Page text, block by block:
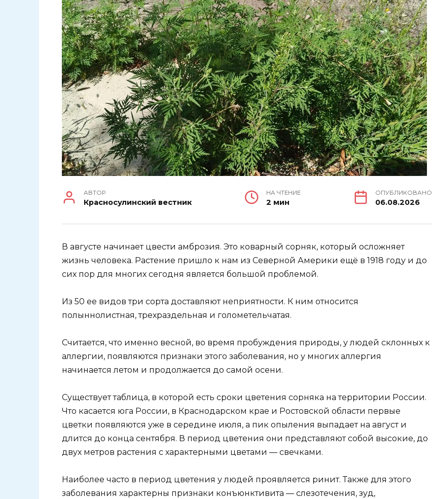
АВТОР
Красносулинский вестник
НА ЧТЕНИЕ
2 мин
ОПУБЛИКОВАНО
06.08.2026
В августе начинает цвести амброзия. Это коварный сорняк, который осложняет
жизнь человека. Растение пришло к нам из Северной Америки ещё в 1918 году и до
сих пор для многих сегодня является большой проблемой.
Из 50 ее видов три сорта доставляют неприятности. К ним относится
полыннолистная, трехраздельная и голометельчатая.
Считается, что именно весной, во время пробуждения природы, у людей склонных к
аллергии, появляются признаки этого заболевания, но у многих аллергия
начинается летом и продолжается до самой осени.
Существует таблица, в которой есть сроки цветения сорняка на территории России.
Что касается юга России, в Краснодарском крае и Ростовской области первые
цветки появляются уже в середине июля, а пик опыления выпадает на август и
длится до конца сентября. В период цветения они представляют собой высокие, до
двух метров растения с характерными цветами — свечками.
Наиболее часто в период цветения у людей проявляется ринит. Также для этого
заболевания характерны признаки конъюнктивита — слезотечения, зуд,